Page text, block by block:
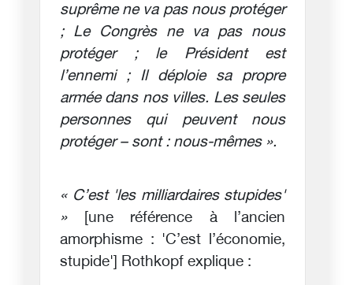
suprême ne va pas nous protéger
; Le Congrès ne va pas nous
protéger ; le Président est
l’ennemi ; Il déploie sa propre
armée dans nos villes. Les seules
personnes qui peuvent nous
protéger – sont : nous-mêmes ».
« C’est 'les milliardaires stupides'
»[une référence à l’ancien
amorphisme : 'C’est l’économie,
stupide'] Rothkopf explique :